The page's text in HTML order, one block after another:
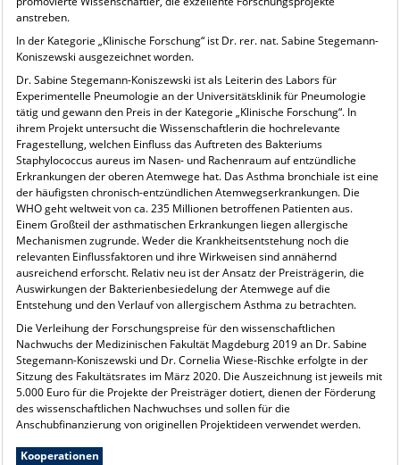
anstreben.
In der Kategorie „Klinische Forschung“ ist Dr. rer. nat. Sabine Stegemann-
Koniszewski ausgezeichnet worden.
Dr. Sabine Stegemann-Koniszewski ist als Leiterin des Labors für
Experimentelle Pneumologie an der Universitätsklinik für Pneumologie
tätig und gewann den Preis in der Kategorie „Klinische Forschung“. In
ihrem Projekt untersucht die Wissenschaftlerin die hochrelevante
Fragestellung, welchen Einfluss das Auftreten des Bakteriums
Staphylococcus aureus im Nasen- und Rachenraum auf entzündliche
Erkrankungen der oberen Atemwege hat. Das Asthma bronchiale ist eine
der häufigsten chronisch-entzündlichen Atemwegserkrankungen. Die
WHO geht weltweit von ca. 235 Millionen betroffenen Patienten aus.
Einem Großteil der asthmatischen Erkrankungen liegen allergische
Mechanismen zugrunde. Weder die Krankheits­entstehung noch die
relevanten Einflussfaktoren und ihre Wirkweisen sind annähernd
ausreichend erforscht. Relativ neu ist der Ansatz der Preisträgerin, die
Auswirkungen der Bakterienbesiedelung der Atemwege auf die
Entstehung und den Verlauf von allergischem Asthma zu betrachten.
Die Verleihung der Forschungspreise für den wissenschaftlichen
Nachwuchs der Medizinischen Fakultät Magdeburg 2019 an Dr. Sabine
Stegemann-Koniszewski und Dr. Cornelia Wiese-Rischke erfolgte in der
Sitzung des Fakultätsrates im März 2020. Die Auszeichnung ist jeweils mit
5.000 Euro für die Projekte der Preisträger dotiert, dienen der Förderung
des wissenschaftlichen Nachwuchses und sollen für die
Anschubfinanzierung von originellen Projektideen verwendet werden.
Kooperationen